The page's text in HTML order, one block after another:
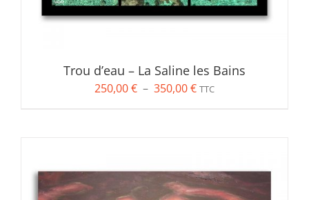
Trou d’eau – La Saline les Bains
250,00€ – 350,00€Plage
350,00 €
TTC